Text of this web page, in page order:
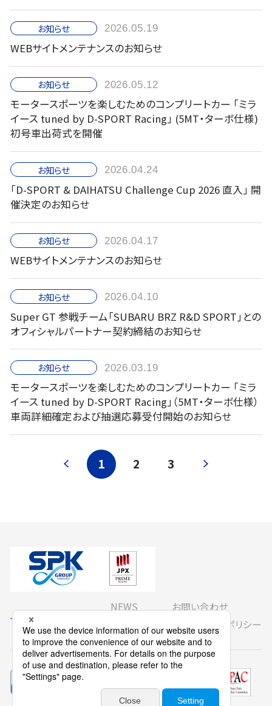
お知らせ 2026.05.19
WEBサイトメンテナンスのお知らせ
お知らせ 2026.05.12
モータースポーツを楽しむためのコンプリートカー 「ミラ
イース tuned by D-SPORT Racing」 (5MT・ターボ仕様)
初号車出荷式を開催
お知らせ 2026.04.24
「D-SPORT & DAIHATSU Challenge Cup 2026 直入」 開
催決定のお知らせ
お知らせ 2026.04.17
WEBサイトメンテナンスのお知らせ
お知らせ 2026.04.10
Super GT 参戦チーム「SUBARU BRZ R&D SPORT」との
オフィシャルパートナー契約締結のお知らせ
お知らせ 2026.03.19
モータースポーツを楽しむためのコンプリートカー 「ミラ
イース tuned by D-SPORT Racing」（5MT・ターボ仕様）
車両詳細確定および抽選応募受付開始のお知らせ
1 2 3
JP Global
NEWS
お問い合わせ
サイトマップ
プライバシーポリシー